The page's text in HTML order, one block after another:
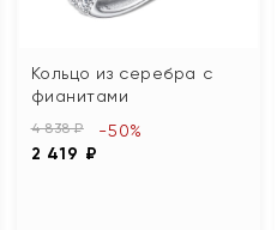
Кольцо из серебра с
фианитами
4 838 ₽
2 419 ₽
-50%